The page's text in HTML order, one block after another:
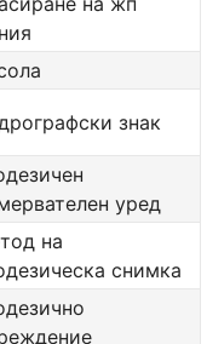
знак
уред
на
снимка